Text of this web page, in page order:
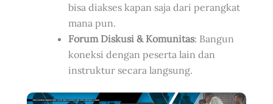
bisa diakses kapan saja dari perangkat
mana pun.
Forum Diskusi & Komunitas: Bangun
koneksi dengan peserta lain dan
instruktur secara langsung.